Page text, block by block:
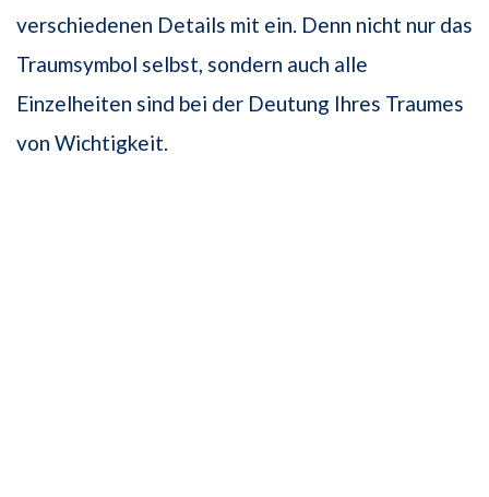
verschiedenen Details mit ein. Denn nicht nur das
Traumsymbol selbst, sondern auch alle
Einzelheiten sind bei der Deutung Ihres Traumes
von Wichtigkeit.